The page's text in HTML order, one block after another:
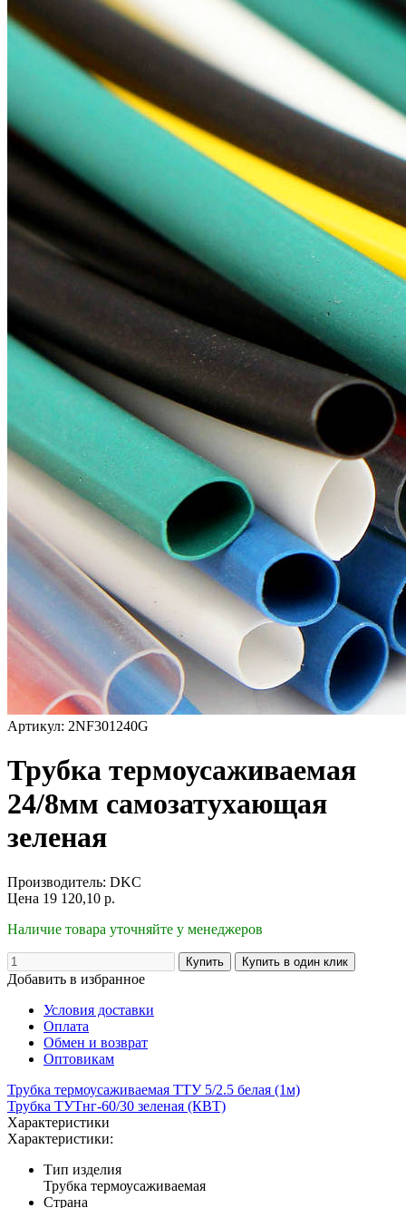
Артикул: 2NF301240G
Трубка термоусаживаемая
24/8мм самозатухающая
зеленая
Производитель: DKC
Цена 19 120,10 р.
Наличие товара уточняйте у менеджеров
Добавить в избранное
Условия доставки
Оплата
Обмен и возврат
Оптовикам
Трубка термоусаживаемая ТТУ 5/2.5 белая (1м)
Трубка ТУТнг-60/30 зеленая (КВТ)
Характеристики
Характеристики:
Тип изделия
Трубка термоусаживаемая
Страна